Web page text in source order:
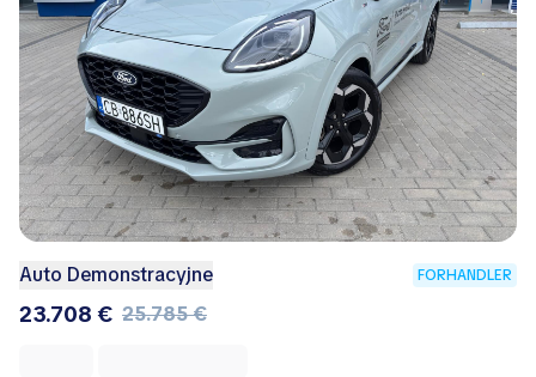
Auto Demonstracyjne FORHANDLER
23.708 € 25.785 €